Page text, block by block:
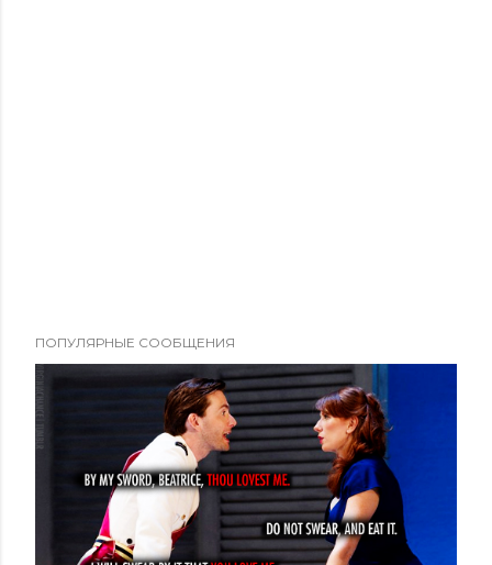
ПОПУЛЯРНЫЕ СООБЩЕНИЯ